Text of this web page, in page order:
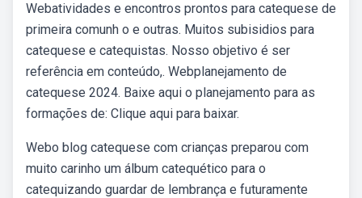
Webatividades e encontros prontos para catequese de
primeira comunh o e outras. Muitos subisidios para
catequese e catequistas. Nosso objetivo é ser
referência em conteúdo,. Webplanejamento de
catequese 2024. Baixe aqui o planejamento para as
formações de: Clique aqui para baixar.
Webo blog catequese com crianças preparou com
muito carinho um álbum catequético para o
catequizando guardar de lembrança e futuramente